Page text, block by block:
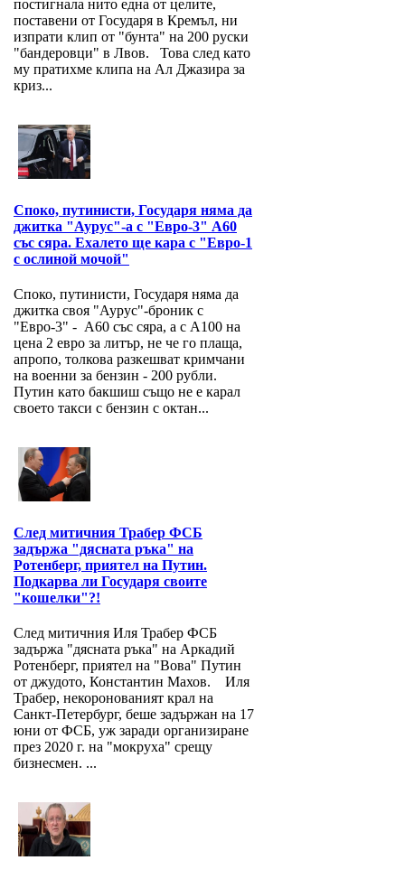
постигнала нито една от целите,
поставени от Государя в Кремъл, ни
изпрати клип от "бунта" на 200 руски
"бандеровци" в Лвов. Това след като
му пратихме клипа на Ал Джазира за
криз...
Споко, путинисти, Государя няма да
джитка "Аурус"-а с "Евро-3" А60
със сяра. Ехалето ще кара с "Евро-1
с ослиной мочой"
Споко, путинисти, Государя няма да
джитка своя "Аурус"-броник с
"Евро-3" - А60 със сяра, а с А100 на
цена 2 евро за литър, не че го плаща,
апропо, толкова разкешват кримчани
на военни за бензин - 200 рубли.
Путин като бакшиш също не е карал
своето такси с бензин с октан...
След митичния Трабер ФСБ
задържа "дясната ръка" на
Ротенберг, приятел на Путин.
Подкарва ли Государя своите
"кошелки"?!
След митичния Иля Трабер ФСБ
задържа "дясната ръка" на Аркадий
Ротенберг, приятел на "Вова" Путин
от джудото, Константин Махов. Иля
Трабер, некоронованият крал на
Санкт-Петербург, беше задържан на 17
юни от ФСБ, уж заради организиране
през 2020 г. на "мокруха" срещу
бизнесмен. ...